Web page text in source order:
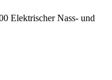
Elektrischer Nass- und